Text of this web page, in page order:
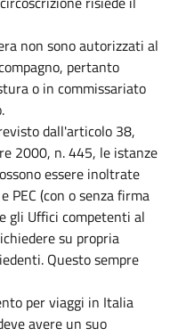
non sono autorizzati al
pertanto
o in commissariato
dall'articolo 38,
2000, n. 445, le istanze
essere inoltrate
PEC (con o senza firma
gli Uffici competenti al
su propria
Questo sempre
per viaggi in Italia
avere un suo